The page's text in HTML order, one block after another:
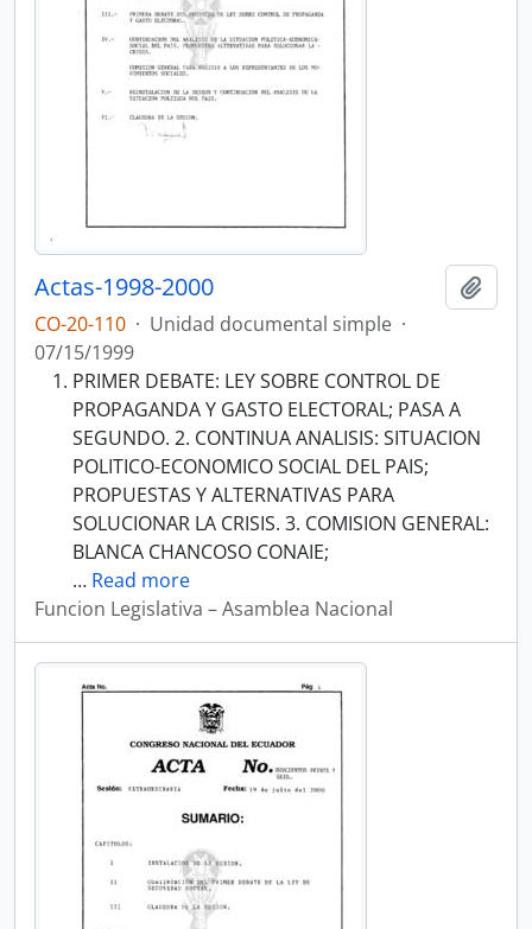
Actas-1998-2000
CO-20-110 · Unidad documental simple ·
07/15/1999
PRIMER DEBATE: LEY SOBRE CONTROL DE
PROPAGANDA Y GASTO ELECTORAL; PASA A
SEGUNDO. 2. CONTINUA ANALISIS: SITUACION
POLITICO-ECONOMICO SOCIAL DEL PAIS;
PROPUESTAS Y ALTERNATIVAS PARA
SOLUCIONAR LA CRISIS. 3. COMISION GENERAL:
BLANCA CHANCOSO CONAIE;
… Read more
Funcion Legislativa – Asamblea Nacional